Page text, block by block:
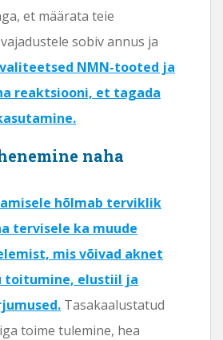
et määrata teie
sobiv annus ja
NMN-tooted ja
reaktsiooni, et tagada
naha
hõlmab terviklik
tervisele ka muude
mis võivad aknet
toitumine, elustiil ja
Tasakaalustatud
toime tulemine, hea